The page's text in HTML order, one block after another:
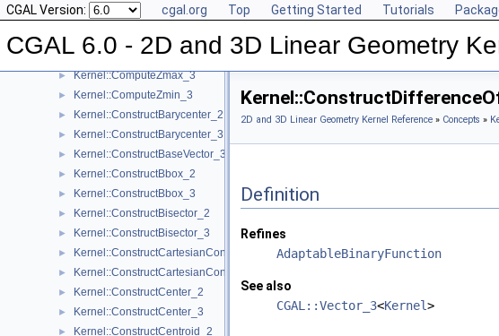
CGAL Version: cgal.org Top Getting Started Tutorials
CGAL 6.0 - 2D and 3D Linear Geometry
► Kernel::ComputeYmin_2
► Kernel::ComputeYmin_3
► Kernel::ComputeZ_3
► Kernel::ComputeZmax_3
► Kernel::ComputeZmin_3
► Kernel::ConstructBarycenter_2
► Kernel::ConstructBarycenter_3
► Kernel::ConstructBaseVector_3
► Kernel::ConstructBbox_2
► Kernel::ConstructBbox_3
► Kernel::ConstructBisector_2
► Kernel::ConstructBisector_3
► Kernel::ConstructCartesianConstIterator_2
► Kernel::ConstructCartesianConstIterator_3
► Kernel::ConstructCenter_2
► Kernel::ConstructCenter_3
► Kernel::ConstructCentroid_2
2D and 3D Linear Geometry Kernel Reference » Concepts »
Definition
Refines
AdaptableBinaryFunction
See also
CGAL::Vector_3<Kernel>